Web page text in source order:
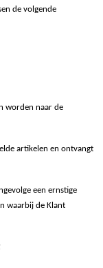
de volgende
worden naar de
artikelen en ontvangt
een ernstige
waarbij de Klant